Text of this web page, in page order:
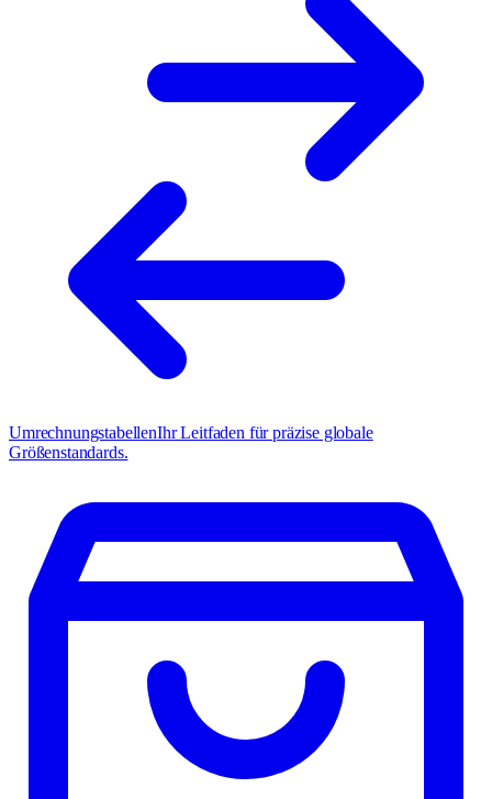
UmrechnungstabellenIhr Leitfaden für präzise globale
Größenstandards.